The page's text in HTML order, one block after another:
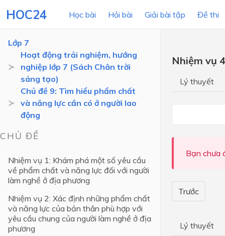
HOC24 Học bài Hỏi bài Giải bài tập Đề thi
LỚP HỌC
Lớp 12
Lớp 8
Lớp 6
Lớp 5
Lớp 7
Hoạt động trải nghiệm, hướng
nghiệp lớp 7 (Sách Chân trời
sáng tạo)
Chủ đề 9: Tìm hiểu phẩm chất
và năng lực cần có ở người lao
động
CHỦ ĐỀ
Nhiệm vụ 1: Khám phá một số yêu cầu
về phẩm chất và năng lực đối với người
làm nghề ở địa phương
Nhiệm vụ 2: Xác định những phẩm chất
và năng lực của bản thân phù hợp với
yêu cầu chung của người làm nghề ở địa
phương
Nhiệm vụ
Lý thuyết
Bạn chưa
Trước
Lý thuyết